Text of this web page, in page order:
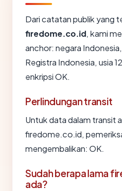
Dari catatan publik yang
firedome.co.id, kami
anchor: negara
Registra Indonesia, usia
enkripsi OK.
Perlindungan transit
Untuk data dalam transit
firedome.co.id,
mengembalikan: OK.
Sudah berapa lama
ada?